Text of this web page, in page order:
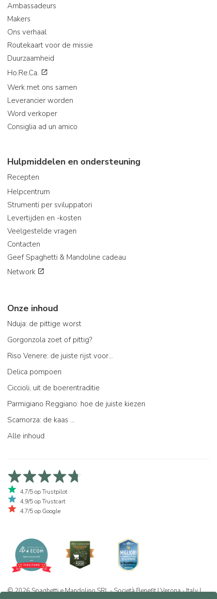
Ambassadeurs
Makers
Ons verhaal
Routekaart voor de missie
Duurzaamheid
Ho.Re.Ca.
Werk met ons samen
Leverancier worden
Word verkoper
Consiglia ad un amico
Hulpmiddelen en ondersteuning
Recepten
Helpcentrum
Strumenti per sviluppatori
Levertijden en -kosten
Veelgestelde vragen
Contacten
Geef Spaghetti & Mandoline cadeau
Network
Onze inhoud
Nduja: de pittige worst
Gorgonzola zoet of pittig?
Riso Venere: de juiste rijst voor...
Delica pompoen
Ciccioli, uit de boerentraditie
Parmigiano Reggiano: hoe de juiste kiezen
Scamorza: de kaas ...
Alle inhoud
4,7/5 op Trustpilot
4,9/5 op Trustcart
4,7/5 op Google
© 2026 Spaghetti e Mandolino SRL - Società Benefit | Verona - Italy |